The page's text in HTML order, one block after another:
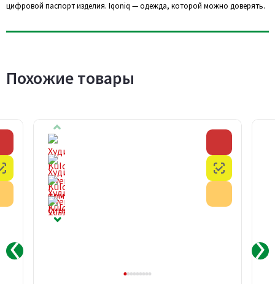
цифровой паспорт изделия. Iqoniq — одежда, которой можно доверять.
Похожие товары
Честный знак